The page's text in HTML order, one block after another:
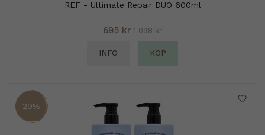
REF - Ultimate Repair DUO 600ml
695 kr 1 098 kr
INFO KÖP
29%